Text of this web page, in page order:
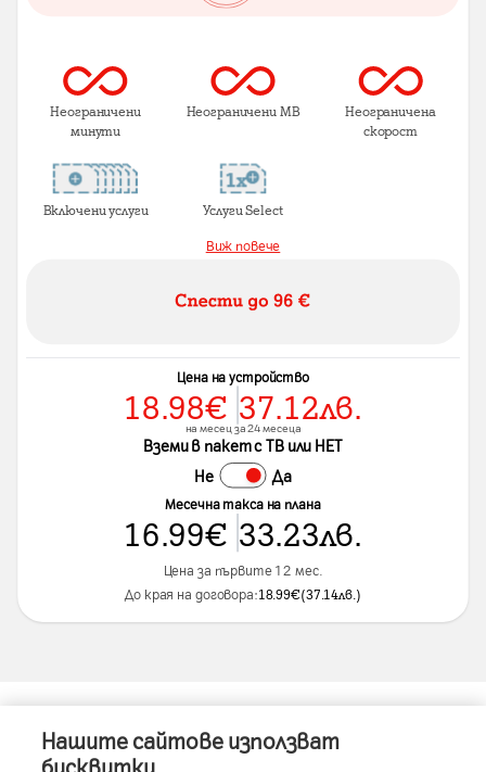
Неограничени
минути
Неограничени MB Неограничена
скорост
Включени услуги Услуги Select
Виж повече
Цена на устройство
18.98€ 37.12лв.
на месец за 24 месеца
Вземи в пакет с ТВ или НЕТ
Не Да
Месечна такса на плана
16.99€ 33.23лв.
Цена за първите 12 мес.
До края на договора:18.99€(37.14лв.)
Информация за устройството
Нашите сайтове използват
бисквитки